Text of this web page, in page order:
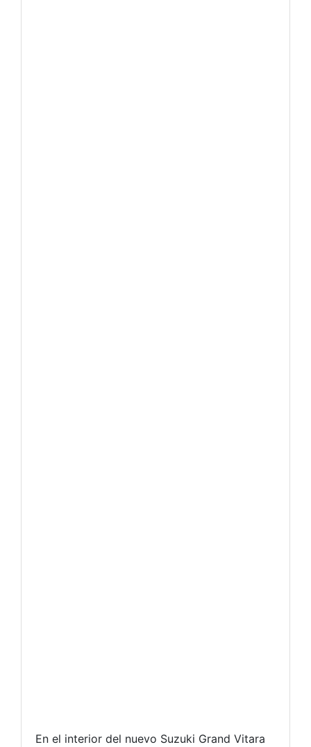
En el interior del nuevo Suzuki Grand Vitara